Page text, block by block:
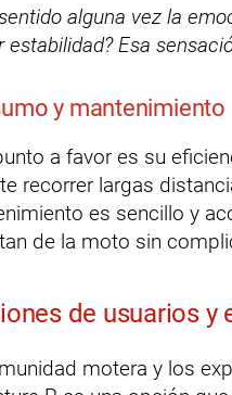
alguna vez la
estabilidad? Esa
y mantenimiento
a favor es su
recorrer largas
es sencillo y
de la moto sin
de usuarios y
motera y los